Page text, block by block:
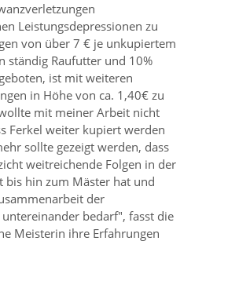
Leistungsdepressionen zu
von über 7 € je unkupiertem
ständig Raufutter und 10%
ist mit weiteren
in Höhe von ca. 1,40€ zu
mit meiner Arbeit nicht
Ferkel weiter kupiert werden
sollte gezeigt werden, dass
weitreichende Folgen in der
bis hin zum Mäster hat und
der
bedarf , fasst die
Meisterin ihre Erfahrungen